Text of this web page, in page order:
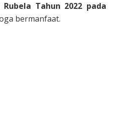
Tahun 2022 pada
bermanfaat.